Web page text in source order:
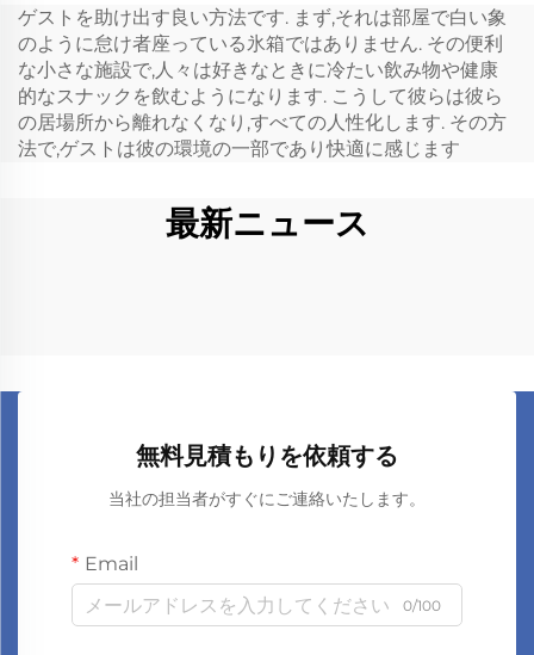
庫
ゲストを助け出す良い方法です. まず,それは部屋で白い象
のように怠け者座っている氷箱ではありません. その便利
な小さな施設で,人々は好きなときに冷たい飲み物や健康
的なスナックを飲むようになります. こうして彼らは彼ら
の居場所から離れなくなり,すべての人性化します. その方
法で,ゲストは彼の環境の一部であり快適に感じます
最新ニュース
無料見積もりを依頼する
当社の担当者がすぐにご連絡いたします。
Email
0/100